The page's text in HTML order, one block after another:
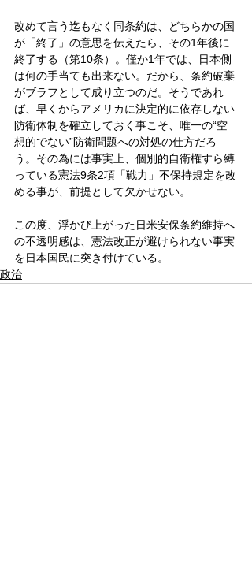
改めて言う迄もなく同条約は、どちらかの国
が「終了」の意思を伝えたら、その1年後に
終了する（第10条）。僅か1年では、日本側
は何の手当ても出来ない。だから、条約破棄
がブラフとして成り立つのだ。そうであれ
ば、早くからアメリカに決定的に依存しない
防衛体制を確立しておく事こそ、唯一の“空
想的でない”防衛問題への対処の仕方だろ
う。その為には事実上、個別的自衛権すら縛
っている憲法9条2項「戦力」不保持規定を改
める事が、前提として欠かせない。
この度、浮かび上がった日米安保条約維持へ
の不透明感は、憲法改正が避けられない事実
を日本国民に突き付けている。
政治